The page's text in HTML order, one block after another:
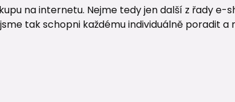
na internetu. Nejme tedy jen další z řady e-
tak schopni každému individuálně poradit a